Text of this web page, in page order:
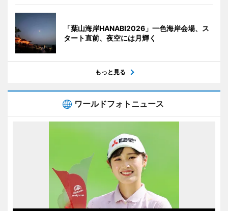
「葉山海岸HANABI2026」一色海岸会場、ス
タート直前、夜空には月輝く
もっと見る
ワールドフォトニュース